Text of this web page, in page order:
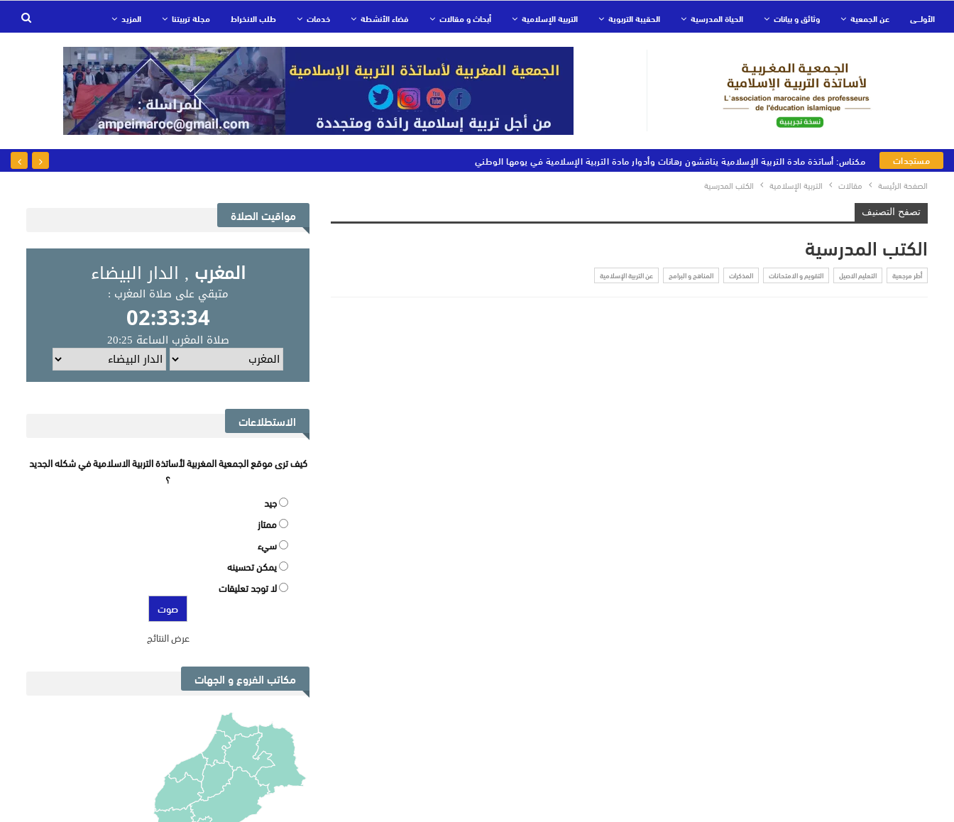
مستجدات
الجمعية
مكناس: أساتذة مادة التربية الإسلامية يناقشون رهانات وأدوار مادة التربية الإسلامية في يومها الوطني
الأولـــى عن الجمعية وثائق و بيانات الحياة المدرسية الحقيبة التربوية التربية الإسلامية أبحاث و مقالات فضاء الأنشطة خدمات طلب الانخراط مجلة تربيتنا المزيد
الصفحة الرئيسة مقالات التربية الإسلامية الكتب المدرسية
تصفح التصنيف
الكتب المدرسية
أطر مرجعية التعليم الاصيل التقويم و الامتحانات المذكرات المناهج و البرامج عن التربية الإسلامية
مواقيت الصلاة
الاستطلاعات
كيف ترى موقع الجمعية المغربية لأساتذة التربية الاسلامية في شكله الجديد
؟
جيد
ممتاز
سيء
يمكن تحسينه
لا توجد تعليقات
عرض النتائج
مكاتب الفروع و الجهات